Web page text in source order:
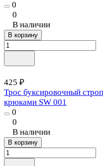
0
0
В наличии
В корзину
425 ₽
Трос буксировочный
крюками SW 001
0
0
В наличии
В корзину